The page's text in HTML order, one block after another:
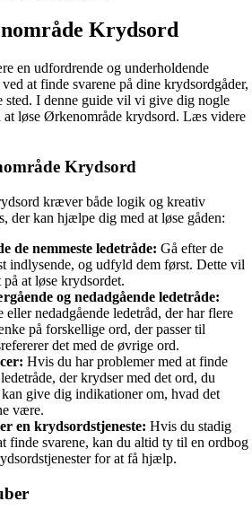
Krydsord
en udfordrende og underholdende
at finde svarene på dine krydsordgåder,
sted. I denne guide vil vi give dig nogle
løse Ørkenområde krydsord. Læs videre
Krydsord
kræver både logik og kreativ
der kan hjælpe dig med at løse gåden:
de nemmeste ledetråde: Gå efter de
indlysende, og udfyld dem først. Dette vil
at løse krydsordet.
og nedadgående ledetråde:
nedadgående ledetråd, der har flere
på forskellige ord, der passer til
det med de øvrige ord.
Hvis du har problemer med at finde
der krydser med det ord, du
give dig indikationer om, hvad det
være.
en krydsordstjeneste: Hvis du stadig
finde svarene, kan du altid ty til en ordbog
for at få hjælp.